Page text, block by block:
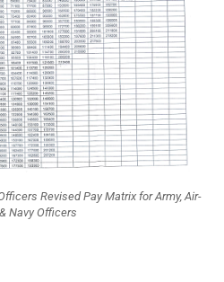
Revised Pay Matrix for Army, Air-
Navy Officers